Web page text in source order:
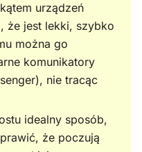
urządzeń
że jest lekki, szybko
można go
komunikatory
nie tracąc
idealny sposób,
że poczują